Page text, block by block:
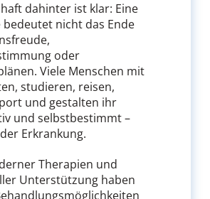
dahinter ist klar: Eine
bedeutet nicht das Ende
oder
Viele Menschen mit
studieren, reisen,
und gestalten ihr
und selbstbestimmt –
Erkrankung.
Therapien und
Unterstützung haben